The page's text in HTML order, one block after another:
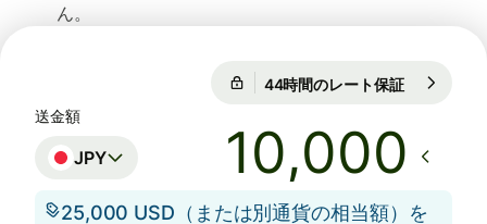
ん。
44時間のレート保証
送金額
JPY
25,000 USD（または別通貨の相当額）を